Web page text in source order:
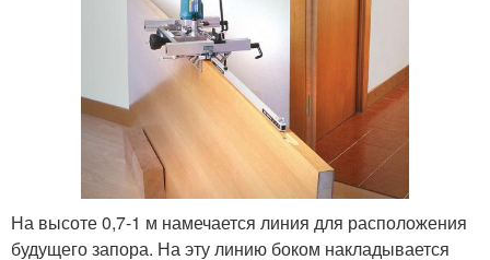
На высоте 0,7-1 м намечается линия для расположения
будущего запора. На эту линию боком накладывается